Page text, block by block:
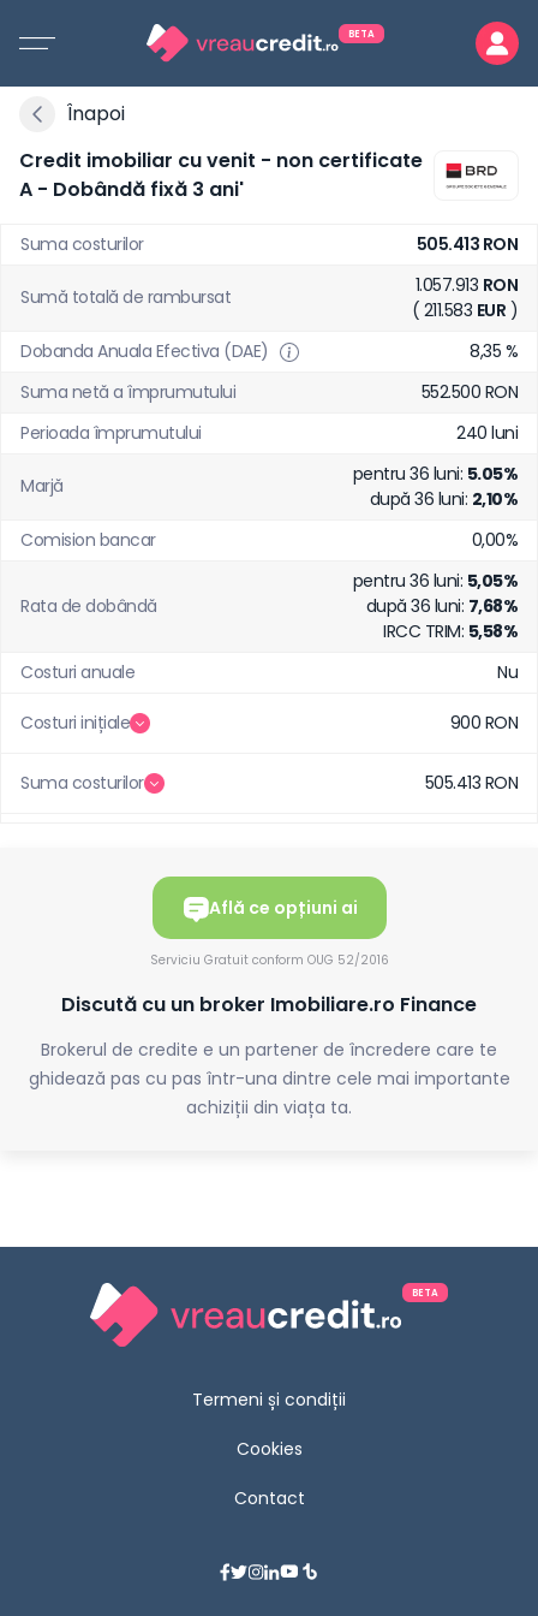
BETA
Înapoi
Credit imobiliar cu venit - non certificate
A - Dobândă fixă 3 ani'
Suma costurilor 505.413 RON
Sumă totală de rambursat 1.057.913 RON
( 211.583 EUR )
Dobanda Anuala Efectiva (DAE)
8,35 %
Suma netă a împrumutului
552.500 RON
Perioada împrumutului
240 luni
Marjă pentru 36 luni: 5.05%
după 36 luni: 2,10%
Comision bancar
0,00%
Rata de dobândă
pentru 36 luni: 5,05%
după 36 luni: 7,68%
IRCC TRIM: 5,58%
Costuri anuale
Nu
Costuri inițiale 900 RON
Suma costurilor 505.413 RON
Află ce opțiuni ai
Serviciu Gratuit conform OUG 52/2016
Discută cu un broker Imobiliare.ro Finance
Brokerul de credite e un partener de încredere care te
ghidează pas cu pas într-una dintre cele mai importante
achiziții din viața ta.
BETA
Termeni și condiții
Cookies
Contact